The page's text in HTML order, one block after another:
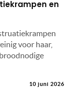
en
voor haar,
10 juni 2026